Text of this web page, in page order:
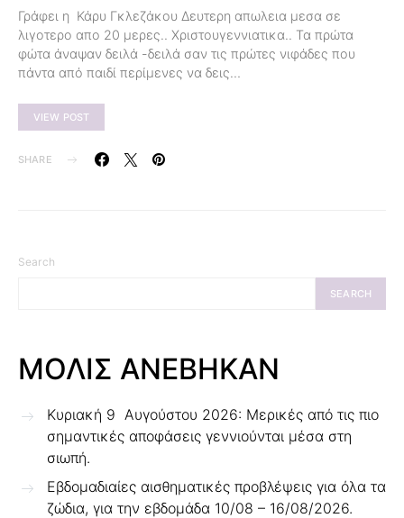
Γράφει η Κάρυ Γκλεζάκου Δευτερη απωλεια μεσα σε
λιγοτερο απο 20 μερες.. Χριστουγεννιατικα.. Τα πρώτα
φώτα άναψαν δειλά -δειλά σαν τις πρώτες νιφάδες που
πάντα από παιδί περίμενες να δεις…
VIEW POST
SHARE
Search
SEARCH
ΜΟΛΙΣ ΑΝΕΒΗΚΑΝ
Κυριακή 9 Αυγούστου 2026: Μερικές από τις πιο
σημαντικές αποφάσεις γεννιούνται μέσα στη
σιωπή.
Εβδομαδιαίες αισθηματικές προβλέψεις για όλα τα
ζώδια, για την εβδομάδα 10/08 – 16/08/2026.